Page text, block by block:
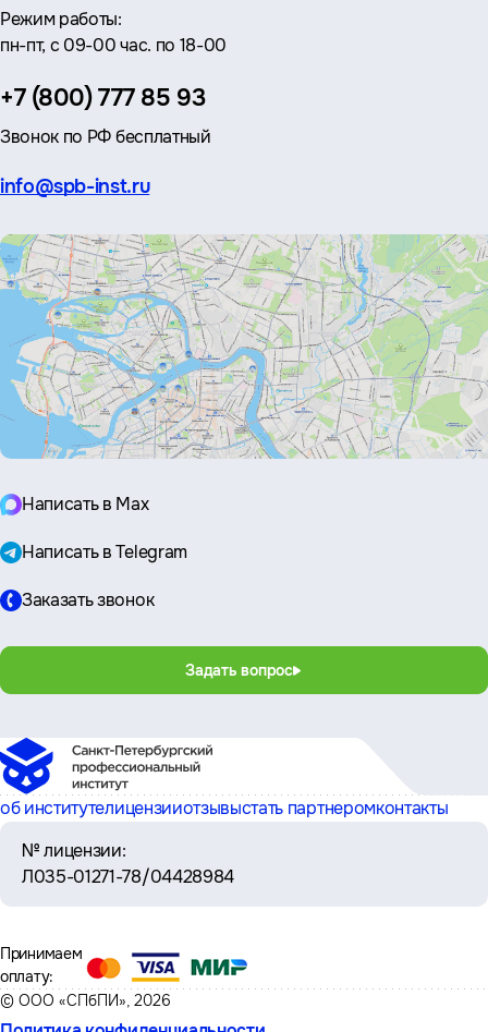
Режим работы:
пн-пт, с 09-00 час. по 18-00
Телефон:
+7 (800) 777 85 93
Звонок по РФ бесплатный
Эл.
info@spb-inst.ru
Написать в Max
Написать в Telegram
Заказать звонок
Задать вопрос
об институтелицензииотзывыстать партнеромконтакты
№ лицензии:
Л035-01271-78/04428984
© ООО «СПбПИ», 2026
Принимаем
оплату: